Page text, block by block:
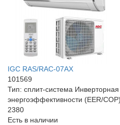
IGC RAS/RAC-07AX
101569
Тип: сплит-система Инверторная
энергоэффективности (EER/
2380
Есть в наличии